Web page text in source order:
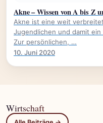
Akne – Wissen von A bis Z
Akne ist eine weit
Jugendlichen und damit
Zur persönlichen, …
10. Juni 2020
Wirtschaft